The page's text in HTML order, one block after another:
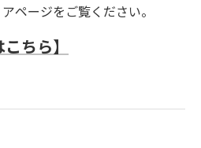
ページをご覧ください。
ちら】